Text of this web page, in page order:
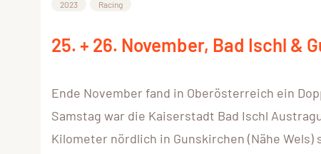
2023 Racing
25. + 26. November, Bad Ischl &
Ende November fand in Oberösterreich ein
Samstag war die Kaiserstadt Bad Ischl
Kilometer nördlich in Gunskirchen (Nähe Wels)